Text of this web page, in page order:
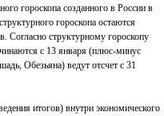
гороскопа созданного в России в
гороскопа остаются
Согласно структурному гороскопу
с 13 января (плюс-минус
Обезьяна) ведут отсчет с 31
итогов) внутри экономического